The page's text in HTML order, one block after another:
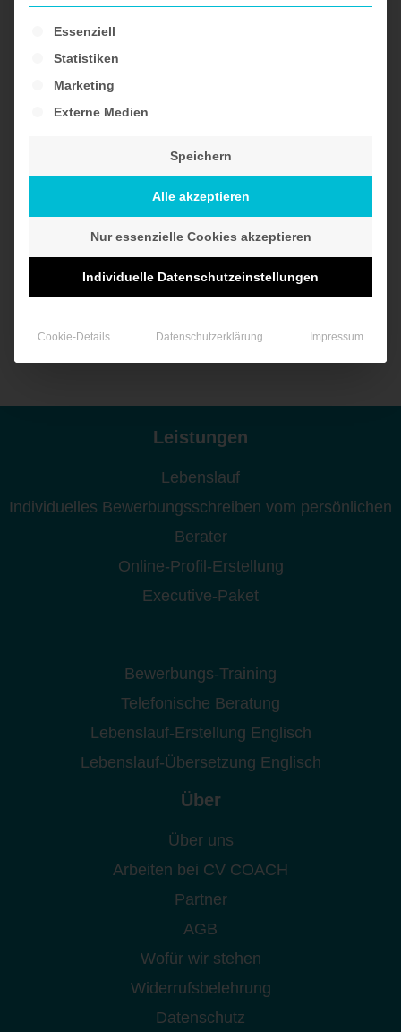
Besondere Hinweise
Ihr Widerrufsrecht erlischt vorzeitig, wenn der
Vertrag von beiden Seiten auf Ihren
ausdrücklichen Wunsch vollständig erfüllt ist,
bevor Sie Ihr Widerrufsrecht ausgeübt haben.
Leistungen
Lebenslauf
Individuelles Bewerbungsschreiben vom persönlichen
Berater
Online-Profil-Erstellung
Executive-Paket
Bewerbungs-Training
Telefonische Beratung
Lebenslauf-Erstellung Englisch
Lebenslauf-Übersetzung Englisch
Über
Über uns
Arbeiten bei CV COACH
Partner
AGB
Wofür wir stehen
Widerrufsbelehrung
Datenschutz
Es folgt eine Liste der Service-Gruppen, für die
Essenziell
Statistiken
Marketing
Externe Medien
Speichern
Alle akzeptieren
Nur essenzielle Cookies akzeptieren
Individuelle Datenschutzeinstellungen
Cookie-Details Datenschutzerklärung Impressum